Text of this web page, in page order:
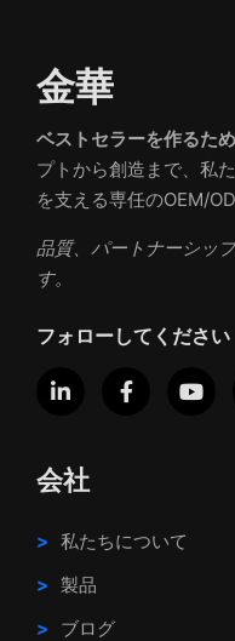
金華
ベストセラーを作るた
プトから創造まで、私
を支える専任のOEM/
品質、パートナーシッ
す。
フォローしてください
会社
私たちについて
製品
ブログ